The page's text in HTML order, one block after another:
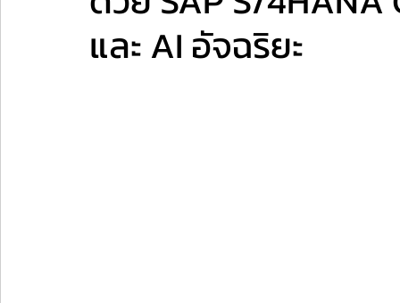
และ AI อัจฉริยะ